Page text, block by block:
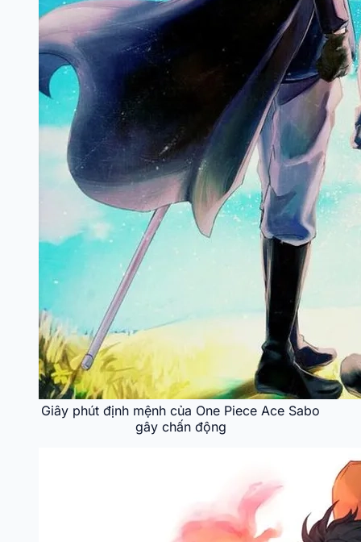
Giây phút định mệnh của One Piece Ace Sabo
gây chấn động